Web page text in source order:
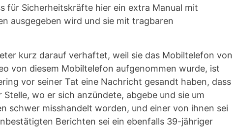
für Sicherheitskräfte hier ein extra Manual mit
ausgegeben wird und sie mit tragbaren
kurz darauf verhaftet, weil sie das Mobiltelefon von
von diesem Mobiltelefon aufgenommen wurde, ist
vor seiner Tat eine Nachricht gesandt haben, dass
wo er sich anzündete, abgebe und sie um
schwer misshandelt worden, und einer von ihnen sei
Berichten sei ein ebenfalls 39-jähriger